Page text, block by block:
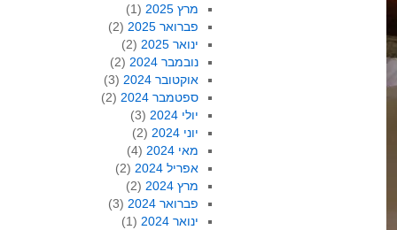
מרץ 2025
(1)
פברואר 2025
(2)
ינואר 2025
(2)
נובמבר 2024
(2)
אוקטובר 2024
(3)
ספטמבר 2024
(2)
יולי 2024
(3)
יוני 2024
(2)
מאי 2024
(4)
אפריל 2024
(2)
מרץ 2024
(2)
פברואר 2024
(3)
ינואר 2024
(1)